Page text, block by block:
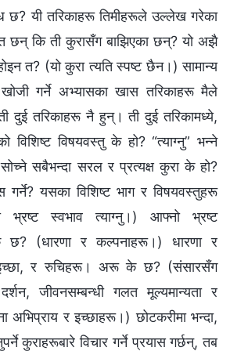
छ? यी तरिकाहरू तिमीहरूले उल्‍लेख गरेका
छन् कि ती कुरासँग बाझिएका छन्? यो अझै
त? (यो कुरा त्यति स्पष्ट छैन।) सामान्य
गर्ने अभ्यासका खास तरिकाहरू मैले
दुई तरिकाहरू नै हुन्। ती दुई तरिकामध्ये,
विशिष्ट विषयवस्तु के हो? “त्याग्‍नु” भन्‍ने
सबैभन्दा सरल र प्रत्यक्ष कुरा के हो?
यसका विशिष्ट भाग र विषयवस्तुहरू
स्वभाव त्याग्‍नु।) आफ्‍नो भ्रष्ट
(धारणा र कल्‍पनाहरू।) धारणा र
इच्छा, र रुचिहरू। अरू के छ? (संसारसँग
जीवनसम्‍बन्धी गलत मूल्यमान्यता र
अभिप्राय र इच्छाहरू।) छोटकरीमा भन्दा,
कुराहरूबारे विचार गर्ने प्रयास गर्छन्, तब